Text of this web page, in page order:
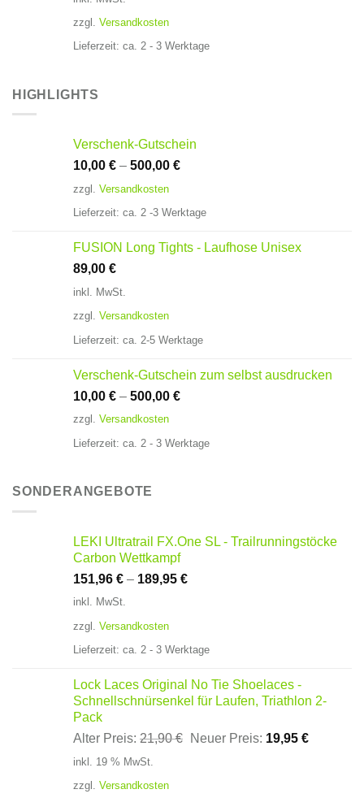
zzgl. Versandkosten
Lieferzeit: ca. 2 - 3 Werktage
HIGHLIGHTS
Verschenk-Gutschein
10,00 € – 500,00 €
zzgl. Versandkosten
Lieferzeit: ca. 2 -3 Werktage
FUSION Long Tights - Laufhose Unisex
89,00 €
inkl. MwSt.
zzgl. Versandkosten
Lieferzeit: ca. 2-5 Werktage
Verschenk-Gutschein zum selbst ausdrucken
10,00 € – 500,00 €
zzgl. Versandkosten
Lieferzeit: ca. 2 - 3 Werktage
SONDERANGEBOTE
LEKI Ultratrail FX.One SL - Trailrunningstöcke
Carbon Wettkampf
151,96 € – 189,95 €
inkl. MwSt.
zzgl. Versandkosten
Lieferzeit: ca. 2 - 3 Werktage
Lock Laces Original No Tie Shoelaces -
Schnellschnürsenkel für Laufen, Triathlon 2-
Pack
Alter Preis: 21,90€ Ursprünglicher
Neuer Preis: 19,95 €Aktueller
inkl. 19 % MwSt.
zzgl. Versandkosten